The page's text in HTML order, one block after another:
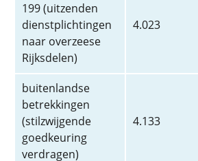
199 (uitzenden
dienstplichtingen
naar overzeese
Rijksdelen)
4.023
buitenlandse
betrekkingen
(stilzwijgende
goedkeuring
verdragen)
4.133